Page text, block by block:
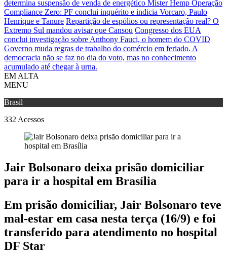
determina suspensão de venda de energético Mister Hemp Operação
Compliance Zero: PF conclui inquérito e indicia Vorcaro, Paulo
Henrique e Tanure Repartição de espólios ou representação real? O
Extremo Sul mandou avisar que Cansou Congresso dos EUA
conclui investigação sobre Anthony Fauci, o homem do COVID
Governo muda regras de trabalho do comércio em feriado. A
democracia não se faz no dia do voto, mas no conhecimento
acumulado até chegar à urna.
EM ALTA
MENU
Brasil
332 Acessos
Jair Bolsonaro deixa prisão domiciliar
para ir a hospital em Brasília
Em prisão domiciliar, Jair Bolsonaro teve
mal-estar em casa nesta terça (16/9) e foi
transferido para atendimento no hospital
DF Star